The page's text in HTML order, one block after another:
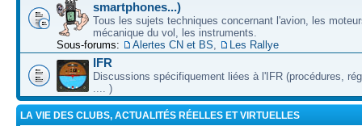
smartphones...)
Tous les sujets techniques concernant l'avion, les
mécanique du vol, les instruments.
Sous-forums:
Alertes CN et BS Les Rallye
IFR
Discussions spécifiquement liées à l'IFR (procédures,
.... )
LA VIE DES CLUBS, ACTUALITÉS RÉELLES ET VIRTUELLES